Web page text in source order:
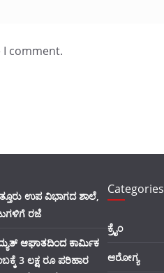
comment.
ಉಪ ವಿಭಾಗದ ಶಾಲೆ,
ರಜೆ
ಆಘಾತದಿಂದ ಕಾರ್ಮಿಕ
3 ಲಕ್ಷ ರೂ ಪರಿಹಾರ
Categories
ಕ್ರೈಂ
ಆರೋಗ್ಯ